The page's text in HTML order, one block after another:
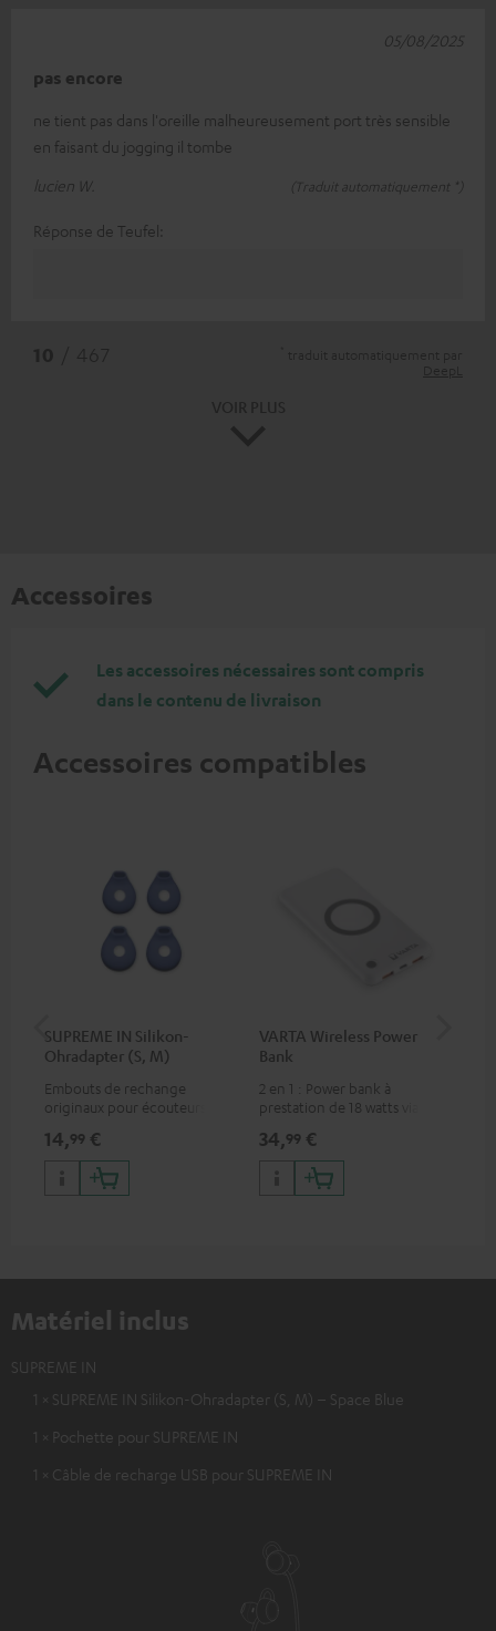
pas encore
ne tient pas dans l'oreille malheureusement port très sensible
en faisant du jogging il tombe
lucien W.
(Traduit automatiquement *)
05/08/2025
Réponse de Teufel:
Accessoires
Les accessoires nécessaires sont compris
dans le contenu de livraison
Accessoires compatibles
SUPREME IN Silikon-
Ohradapter (S, M)
Embouts de rechange
originaux pour écouteurs
14,99 €
VARTA Wireless Power
Bank
2 en 1 : Power bank à
prestation de 18 watts via USB
jusqu’à 10 watts
34,99 €
Matériel inclus
SUPREME IN
1 × SUPREME IN Silikon-Ohradapter (S, M) – Space Blue
1 × Pochette pour SUPREME IN
1 × Câble de recharge USB pour SUPREME IN